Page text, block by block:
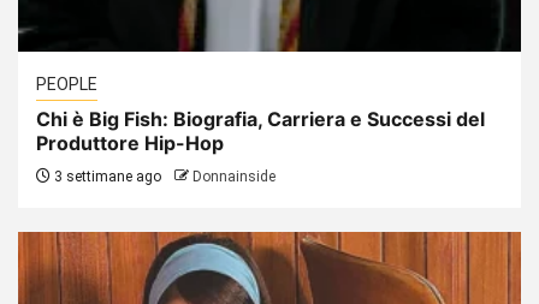
PEOPLE
Chi è Big Fish: Biografia, Carriera e Successi del
Produttore Hip-Hop
3 settimane ago Donnainside